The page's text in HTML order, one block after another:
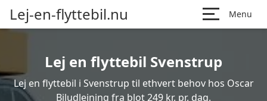
Lej-en-flyttebil.nu Menu
Lej en flyttebil Svenstrup
Lej en flyttebil i Svenstrup til ethvert behov hos Oscar
Biludlejning fra blot 249 kr. pr. dag.